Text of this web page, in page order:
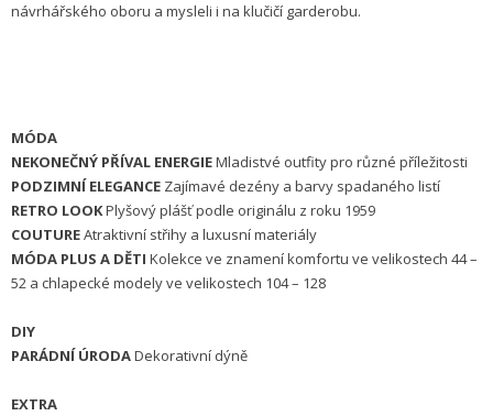
návrhářského oboru a mysleli i na klučičí garderobu.
MÓDA
NEKONEČNÝ PŘÍVAL ENERGIEMladistvé outfity pro různé příležitosti
PODZIMNÍ ELEGANCE Zajímavé dezény a barvy spadaného listí
RETRO LOOKPlyšový plášť podle originálu z roku 1959
COUTUREAtraktivní střihy a luxusní materiály
MÓDA PLUS A DĚTI Kolekce ve znamení komfortu ve velikostech 44 –
52 a chlapecké modely ve velikostech 104 – 128
DIY
PARÁDNÍ ÚRODADekorativní dýně
EXTRA